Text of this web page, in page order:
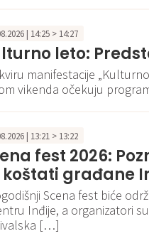
| 14:25 > 14:27
leto:
manifestacije
vikenda očekuju
| 13:21 > 13:22
fest 2026:
koštati građane
Scena fest biće
Inđije, a organizatori
[…]